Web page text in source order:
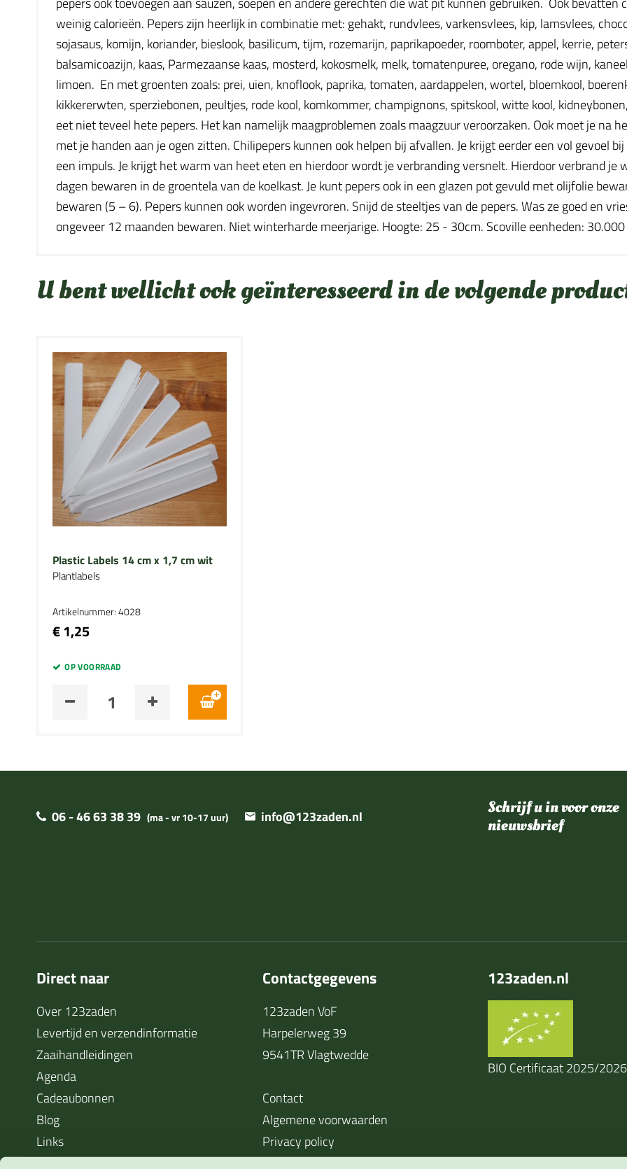
weinig calorieën. Pepers zijn heerlijk in combinatie met: gehakt, rundvlees, varkensvlees, kip, lamsvlees,
sojasaus, komijn, koriander, bieslook, basilicum, tijm, rozemarijn, paprikapoeder, roomboter, appel, kerrie,
balsamicoazijn, kaas, Parmezaanse kaas, mosterd, kokosmelk, melk, tomatenpuree, oregano, rode wijn,
limoen. En met groenten zoals: prei, uien, knoflook, paprika, tomaten, aardappelen, wortel, bloemkool,
kikkererwten, sperziebonen, peultjes, rode kool, komkommer, champignons, spitskool, witte kool,
eet niet teveel hete pepers. Het kan namelijk maagproblemen zoals maagzuur veroorzaken. Ook moet je na
met je handen aan je ogen zitten. Chilipepers kunnen ook helpen bij afvallen. Je krijgt eerder een vol gevoel
een impuls. Je krijgt het warm van heet eten en hierdoor wordt je verbranding versnelt. Hierdoor verbrand je
dagen bewaren in de groentela van de koelkast. Je kunt pepers ook in een glazen pot gevuld met olijfolie
bewaren (5 – 6). Pepers kunnen ook worden ingevroren. Snijd de steeltjes van de pepers. Was ze goed en
ongeveer 12 maanden bewaren. Niet winterharde meerjarige. Hoogte: 25 - 30cm. Scoville eenheden:
U bent wellicht ook geïnteresseerd in de volgende
Plastic Labels 14 cm x 1,7 cm wit
Plantlabels
Artikelnummer: 4028
€ 1,25
OP VOORRAAD
06 - 46 63 38 39 (ma - vr 10-17 uur) info@123zaden.nl
Schrijf u in voor onze
nieuwsbrief
Direct naar
Over 123zaden
Levertijd en verzendinformatie
Zaaihandleidingen
Agenda
Cadeaubonnen
Blog
Links
Cookieverklaring
Contactgegevens
123zaden VoF
Harpelerweg 39
9541TR Vlagtwedde
Contact
Algemene voorwaarden
Privacy policy
123zaden.nl
BIO Certificaat 2025/2026